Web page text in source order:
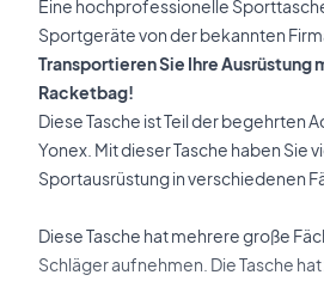
Eine hochprofessionelle
Sportgeräte von der bekannten
Transportieren Sie Ihre Ausrüstung
Racketbag!
Diese Tasche ist Teil der begehrten
Yonex. Mit dieser Tasche haben Sie
Sportausrüstung in verschiedenen
Diese Tasche hat mehrere große
Schläger aufnehmen. Die Tasche